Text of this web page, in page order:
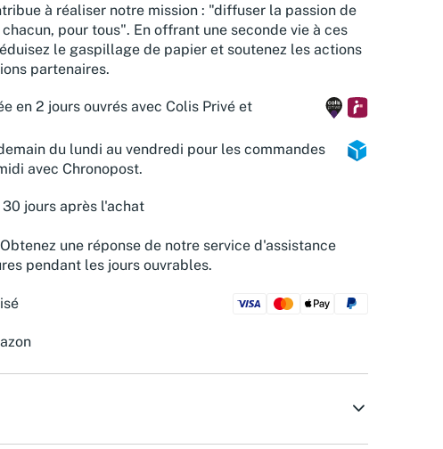
à réaliser notre mission : "diffuser la passion de
pour tous". En offrant une seconde vie à ces
le gaspillage de papier et soutenez les actions
partenaires.
en 2 jours ouvrés avec Colis Privé et
du lundi au vendredi pour les commandes
avec Chronopost.
jours après l'achat
Obtenez une réponse de notre service d'assistance
pendant les jours ouvrables.